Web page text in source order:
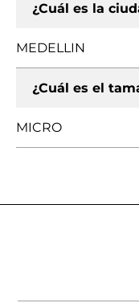
¿Cuál es la
MEDELLIN
¿Cuál es el
MICRO